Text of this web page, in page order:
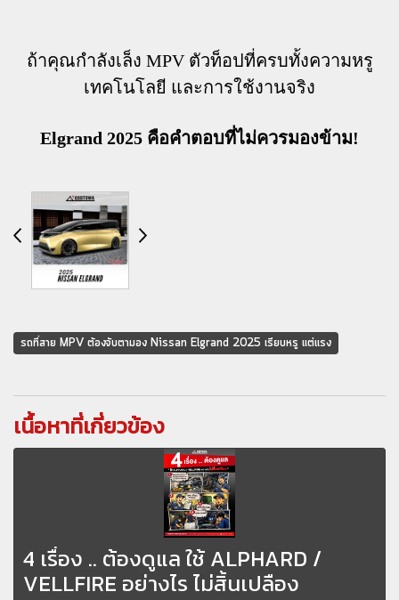
ถ้าคุณกำลังเล็ง MPV ตัวท็อปที่ครบทั้งความหรู
เทคโนโลยี และการใช้งานจริง
Elgrand 2025 คือคำตอบที่ไม่ควรมองข้าม!
รถที่สาย MPV ต้องจับตามอง Nissan Elgrand 2025 เรียบหรู แต่แรง
เนื้อหาที่เกี่ยวข้อง
4 เรื่อง .. ต้องดูแล ใช้ ALPHARD /
VELLFIRE อย่างไร ไม่สิ้นเปลือง